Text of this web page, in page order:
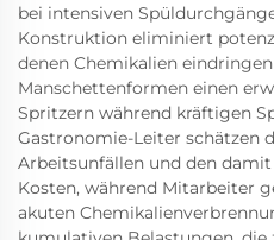
bei intensiven
Konstruktion eliminiert
denen Chemikalien
Manschettenformen einen
Spritzern während kräftigen
Gastronomie-Leiter schätzen
Arbeitsunfällen und den
Kosten, während Mitarbeiter
akuten